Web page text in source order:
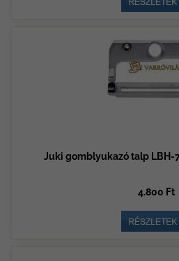
Juki gomblyukazó talp LBH-
4.800 Ft